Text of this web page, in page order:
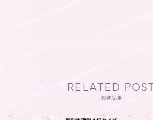
RELATED
関連記事